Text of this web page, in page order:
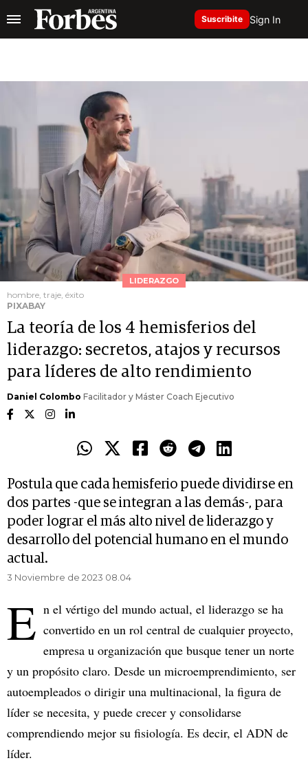
Suscribite Sign In
LIDERAZGO
hombre, traje, éxito
PIXABAY
La teoría de los 4 hemisferios del
liderazgo: secretos, atajos y recursos
para líderes de alto rendimiento
Daniel Colombo Facilitador y Máster Coach Ejecutivo
Postula que cada hemisferio puede dividirse en
dos partes -que se integran a las demás-, para
poder lograr el más alto nivel de liderazgo y
desarrollo del potencial humano en el mundo
actual.
3 Noviembre de 2023 08.04
E n el vértigo del mundo actual, el liderazgo se ha
convertido en un rol central de cualquier proyecto,
empresa u organización que busque tener un norte
y un propósito claro. Desde un microemprendimiento, ser
autoempleados o dirigir una multinacional, la figura de
líder se necesita, y puede crecer y consolidarse
comprendiendo mejor su fisiología. Es decir, el ADN de
líder.